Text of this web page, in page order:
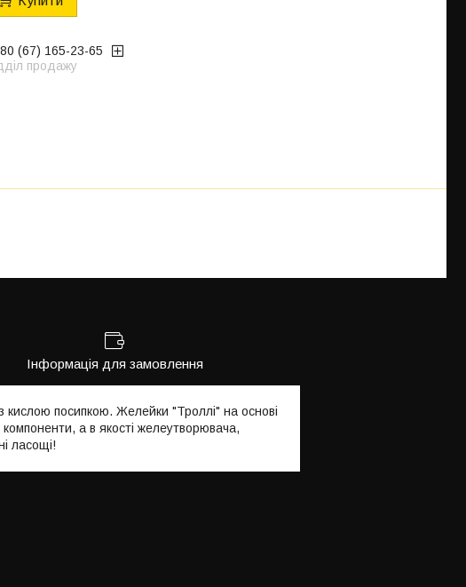
(67) 165-23-65
продажу
Інформація для замовлення
кислою посипкою. Желейки "Троллі" на основі
компоненти, а в якості желеутворювача,
ласощі!